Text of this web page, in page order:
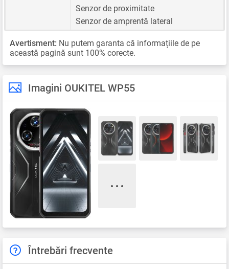
Senzor de proximitate
Senzor de amprentă lateral
Avertisment: Nu putem garanta că informațiile de pe
această pagină sunt 100% corecte.
Imagini OUKITEL WP55
Întrebări frecvente